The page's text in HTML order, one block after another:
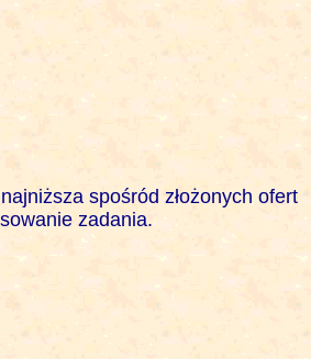
spośród złożonych ofert
zadania.